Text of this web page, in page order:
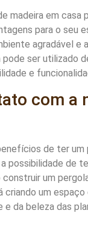
madeira em casa
para o seu
agradável e
ser utilizado
e
com a
de ter um
possibilidade de
um
criando um
e da beleza das